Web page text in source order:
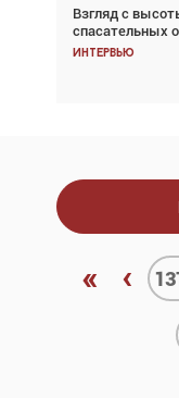
Взгляд с
спасательных
Интервью
Частный
покупке
Интервью
« ‹